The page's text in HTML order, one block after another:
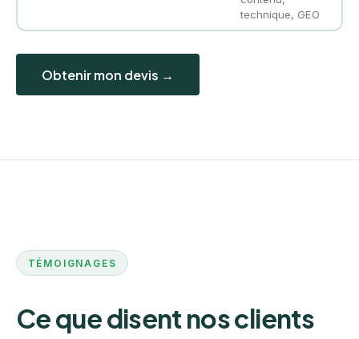
technique, GEO
Obtenir mon devis →
TÉMOIGNAGES
Ce que disent nos clients